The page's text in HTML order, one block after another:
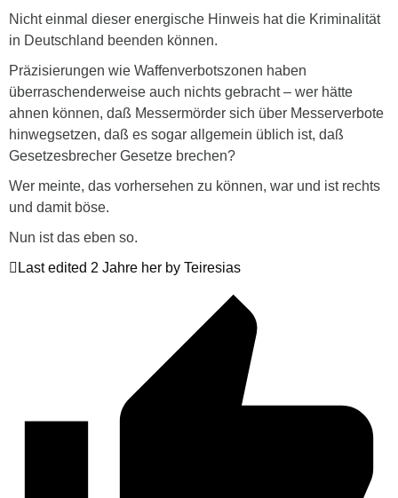
Nicht einmal dieser energische Hinweis hat die Kriminalität
in Deutschland beenden können.
Präzisierungen wie Waffenverbotszonen haben
überraschenderweise auch nichts gebracht – wer hätte
ahnen können, daß Messermörder sich über Messerverbote
hinwegsetzen, daß es sogar allgemein üblich ist, daß
Gesetzesbrecher Gesetze brechen?
Wer meinte, das vorhersehen zu können, war und ist rechts
und damit böse.
Nun ist das eben so.
Last edited 2 Jahre her by Teiresias